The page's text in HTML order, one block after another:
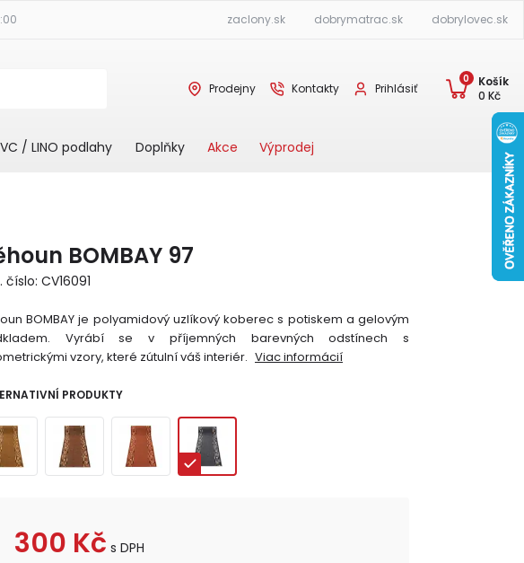
zaclony.sk dobrymatrac.sk dobrylovec.sk
Prodejny Kontakty Prihlásiť
0
Košík
0 Kč
/ LINO podlahy Doplňky Akce Výprodej
BOMBAY 97
číslo: CV16091
BOMBAY je polyamidový uzlíkový koberec s potiskem a gelovým
Vyrábí se v příjemných barevných odstínech s
vzory, které zútulní váš interiér. Viac informácií
PRODUKTY
300 Kč s DPH